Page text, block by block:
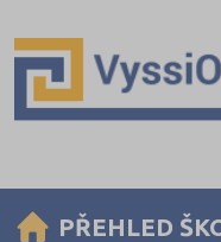
PŘEHLED